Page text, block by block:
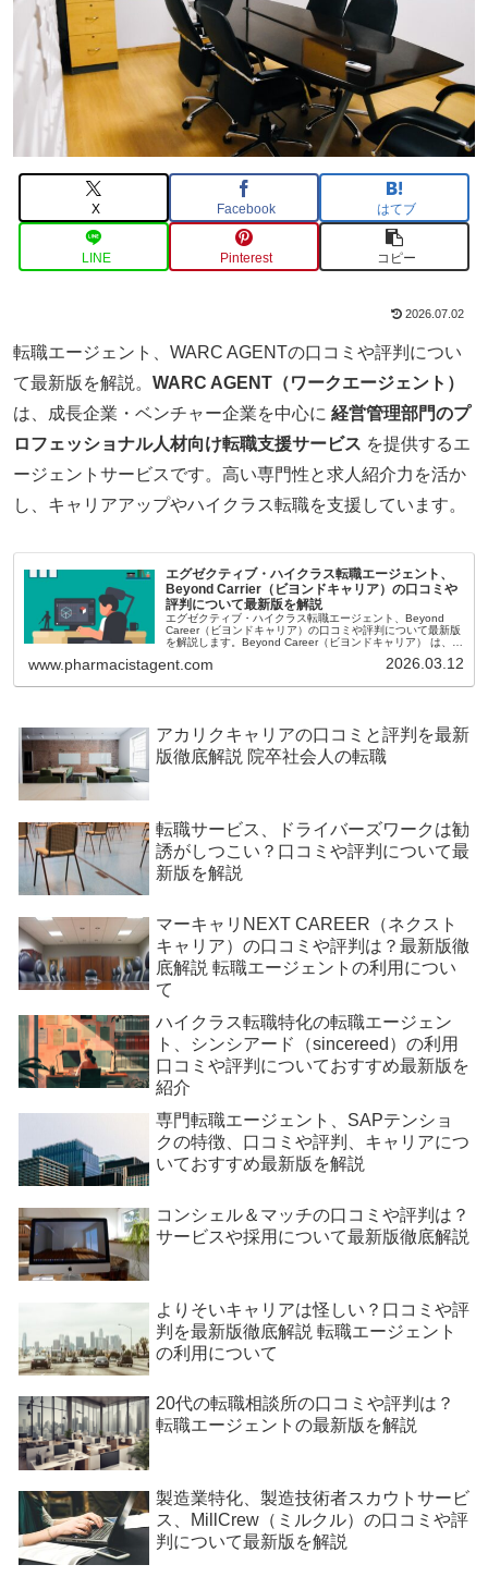
X Facebook はてブ
LINE Pinterest コピー
2026.07.02
転職エージェント、WARC AGENTの口コミや評判につい
て最新版を解説。 WARC AGENT（ワークエージェント）
は、成長企業・ベンチャー企業を中心に 経営管理部門のプ
ロフェッショナル人材向け転職支援サービス を提供するエ
ージェントサービスです。高い専門性と求人紹介力を活か
し、キャリアアップやハイクラス転職を支援しています。
エグゼクティブ・ハイクラス転職エージェント、
Beyond Carrier（ビヨンドキャリア）の口コミや
評判について最新版を解説
エグゼクティブ・ハイクラス転職エージェント、Beyond
Career（ビヨンドキャリア）の口コミや評判について最新版
を解説します。Beyond Career（ビヨンドキャリア） は、
職エージェント（人材紹介サービス） です。経験者向け・年
く、 中長期的なキャリア設計（伴走型支援） を重視してい
www.pharmacistagent.com 2026.03.12
アカリクキャリアの口コミと評判を最新
版徹底解説 院卒社会人の転職
転職サービス、ドライバーズワークは勧
誘がしつこい？口コミや評判について最
新版を解説
マーキャリNEXT CAREER（ネクスト
キャリア）の口コミや評判は？最新版徹
底解説 転職エージェントの利用につい
て
ハイクラス転職特化の転職エージェン
ト、シンシアード（sincereed）の利用
口コミや評判についておすすめ最新版を
紹介
専門転職エージェント、SAPテンショ
クの特徴、口コミや評判、キャリアにつ
いておすすめ最新版を解説
コンシェル＆マッチの口コミや評判は？
サービスや採用について最新版徹底解説
よりそいキャリアは怪しい？口コミや評
判を最新版徹底解説 転職エージェント
の利用について
20代の転職相談所の口コミや評判は？
転職エージェントの最新版を解説
製造業特化、製造技術者スカウトサービ
ス、MillCrew（ミルクル）の口コミや評
判について最新版を解説